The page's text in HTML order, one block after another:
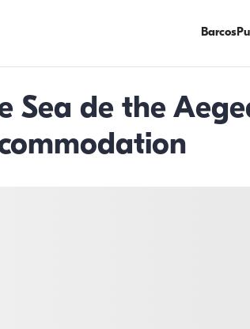
Barcos
Sea de ​​the